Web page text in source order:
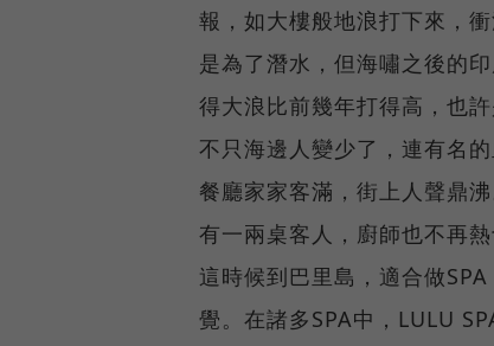
報，如大樓般地浪打下來，
是為了潛水，但海嘯之後的
得大浪比前幾年打得高，也
不只海邊人變少了，連有名
餐廳家家客滿，街上人聲鼎
有一兩桌客人，廚師也不再
這時候到巴里島，適合做
覺。在諸多SPA中，LULU